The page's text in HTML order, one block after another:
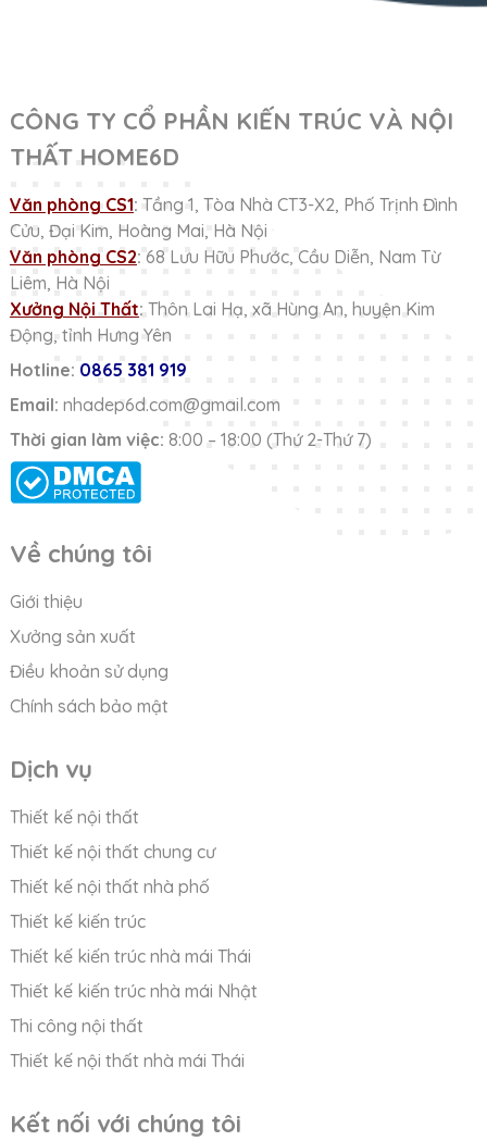
CÔNG TY CỔ PHẦN KIẾN TRÚC VÀ NỘI
THẤT HOME6D
Văn phòng CS1: Tầng 1, Tòa Nhà CT3-X2, Phố Trịnh Đình
Cửu, Đại Kim, Hoàng Mai, Hà Nội
Văn phòng CS2: 68 Lưu Hữu Phước, Cầu Diễn, Nam Từ
Liêm, Hà Nội
Xưởng Nội Thất: Thôn Lai Hạ, xã Hùng An, huyện Kim
Động, tỉnh Hưng Yên
Hotline: 0865 381 919
Email: nhadep6d.com@gmail.com
Thời gian làm việc: 8:00 – 18:00 (Thứ 2-Thứ 7)
Về chúng tôi
Giới thiệu
Xưởng sản xuất
Điều khoản sử dụng
Chính sách bảo mật
Dịch vụ
Thiết kế nội thất
Thiết kế nội thất chung cư
Thiết kế nội thất nhà phố
Thiết kế kiến trúc
Thiết kế kiến trúc nhà mái Thái
Thiết kế kiến trúc nhà mái Nhật
Thi công nội thất
Thiết kế nội thất nhà mái Thái
Kết nối với chúng tôi